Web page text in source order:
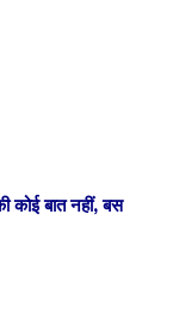
कोई बात नहीं, बस